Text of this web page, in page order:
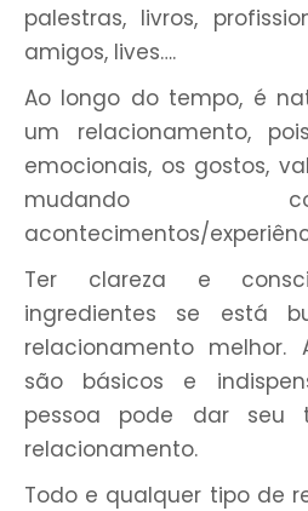
palestras, livros,
amigos, lives….
Ao longo do tempo, é
um relacionamento,
emocionais, os gostos,
mudando
acontecimentos/
Ter clareza e
ingredientes se está
relacionamento melhor.
são básicos e
pessoa pode dar seu
relacionamento.
Todo e qualquer tipo de